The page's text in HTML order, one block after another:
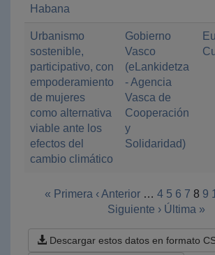
Habana
Urbanismo
sostenible,
participativo, con
empoderamiento
de mujeres
como alternativa
viable ante los
efectos del
cambio climático
Gobierno
Vasco
(eLankidetza
- Agencia
Vasca de
Cooperación
y
Solidaridad)
« Primera ‹ Anterior … 4 5 6 7 8 9
Siguiente › Última »
Descargar estos datos en formato